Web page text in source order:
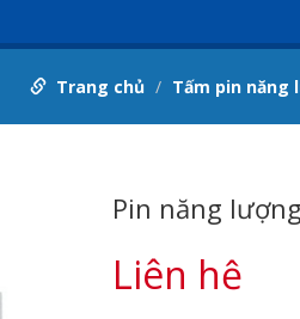
Trang chủ Tấm pin
Pin năng
Liên hệ